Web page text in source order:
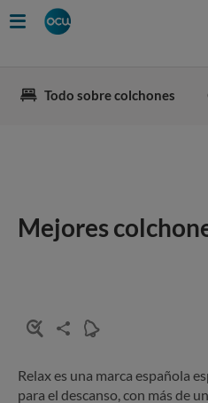
Todo sobre colchones
Mejores
Relaxes una marca española
para el descanso, con más de